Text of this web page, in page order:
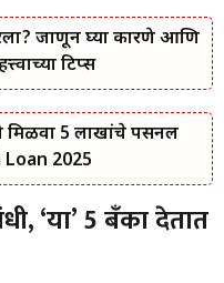
जाणून घ्या कारणे आणि
टिप्स
मिळवा 5 लाखांचे पर्सनल
2025
‘या’ 5 बँका देतात